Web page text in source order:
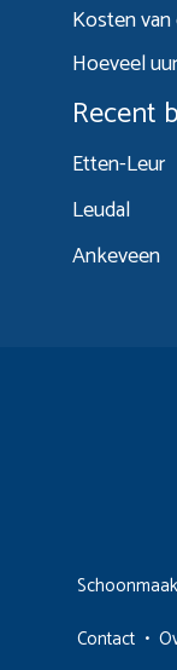
Kosten
Hoeveel
Recent
Etten-Leur
Leudal
Ankeveen
Contact •